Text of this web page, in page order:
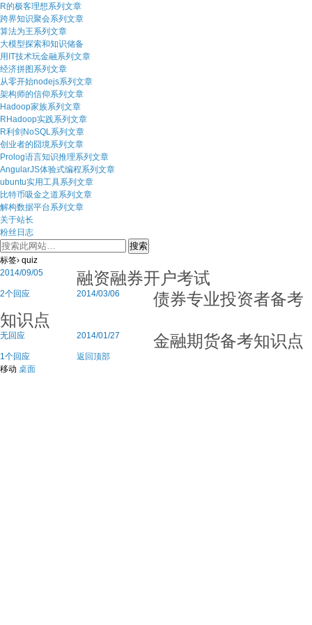
R的极客理想系列文章
跨界知识聚会系列文章
算法为王系列文章
大模型探索和知识储备
用IT技术玩金融系列文章
经济拼图系列文章
从零开始nodejs系列文章
架构师的信仰系列文章
Hadoop家族系列文章
RHadoop实践系列文章
R利剑NoSQL系列文章
创业者的囧境系列文章
Prolog语言知识推理系列文章
AngularJS体验式编程系列文章
ubuntu实用工具系列文章
比特币吸金之道系列文章
解构数据平台系列文章
关于站长
粉丝日志
标签› quiz
2014/09/05
融资融券开户考试
2个回应 2014/03/06
债券专业投资者备考
知识点
无回应 2014/01/27 金融期货备考知识点
1个回应
返回顶部
移动 桌面